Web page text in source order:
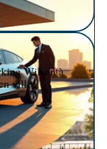
Wilson à
ville